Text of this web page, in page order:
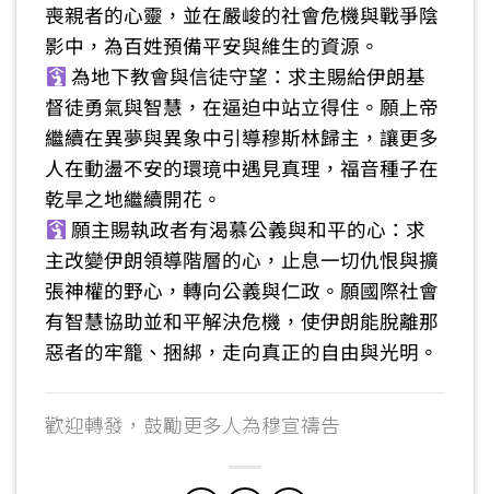
喪親者的心靈，並在嚴峻的社會危機與戰爭陰
影中，為百姓預備平安與維生的資源。
為地下教會與信徒守望：求主賜給伊朗基
督徒勇氣與智慧，在逼迫中站立得住。願上帝
繼續在異夢與異象中引導穆斯林歸主，讓更多
人在動盪不安的環璄中遇見真理，福音種子在
乾旱之地繼續開花。
願主賜執政者有渴慕公義與和平的心：求
主改變伊朗領導階層的心，止息一切仇恨與擴
張神權的野心，轉向公義與仁政。願國際社會
有智慧協助並和平解決危機，使伊朗能脫離那
惡者的牢籠、捆綁，走向真正的自由與光明。
歡迎轉發，鼓勵更多人為穆宣禱告